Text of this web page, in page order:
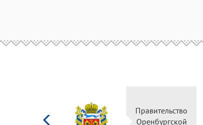
Правительство
Оренбургской